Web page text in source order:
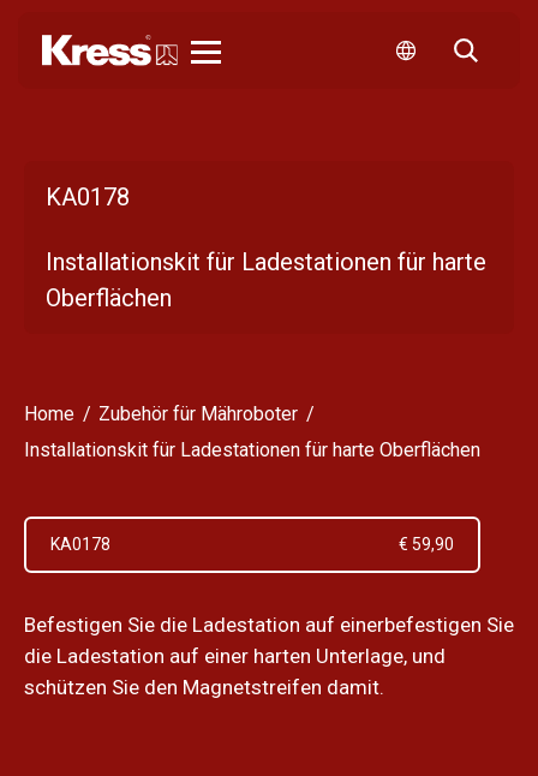
KA0178
Installationskit für Ladestationen für harte
Oberflächen
Home
Zubehör für Mähroboter
Installationskit für Ladestationen für harte Oberflächen
KA0178 € 59,90
Befestigen Sie die Ladestation auf einerbefestigen Sie
die Ladestation auf einer harten Unterlage, und
schützen Sie den Magnetstreifen damit.